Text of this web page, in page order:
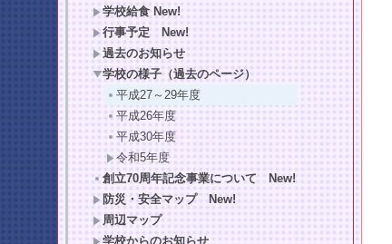
学校給食 New!
行事予定 New!
過去のお知らせ
学校の様子（過去のページ）
平成27～29年度
平成26年度
平成30年度
令和5年度
創立70周年記念事業について New!
防災・安全マップ New!
周辺マップ
学校からのお知らせ